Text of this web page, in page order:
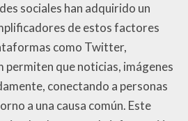
sociales han adquirido un
de estos factores
como Twitter,
permiten que noticias, imágenes
conectando a personas
a una causa común. Este